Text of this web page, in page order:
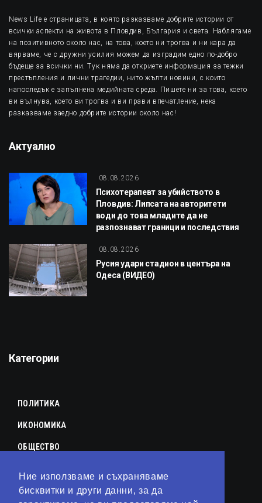
Ние използваме и съхраняваме
бисквитки и други данни, за да
News Life е страницата, в която разказваме добрите истории от
всички аспекти на живота в Пловдив, България и света. Наблягаме
на позитивното около нас, на това, което ни трогва и ни кара да
вярваме, че с дружни усилия можем да изградим едно по-добро
бъдеще за всички ни. Тук няма да откриете информация за тежки
престъпления и лични трагедии, нито жълти новини, с които
напоследък е запълнена медийната среда. Пишете ни за това, което
ви вълнува, което ви трогва и ви прави впечатление, нека
разказваме заедно добрите истории около нас!
Актуално
08.08.2026
Психотерапевт за убийството в
Пловдив: Липсата на авторитети
води до това младите да не
разпознават граници и последствия
08.08.2026
Русия удари стадион в центъра на
Одеса (ВИДЕО)
Категории
ПОЛИТИКА
ИКОНОМИКА
ОБЩЕСТВО
КУЛТУРА